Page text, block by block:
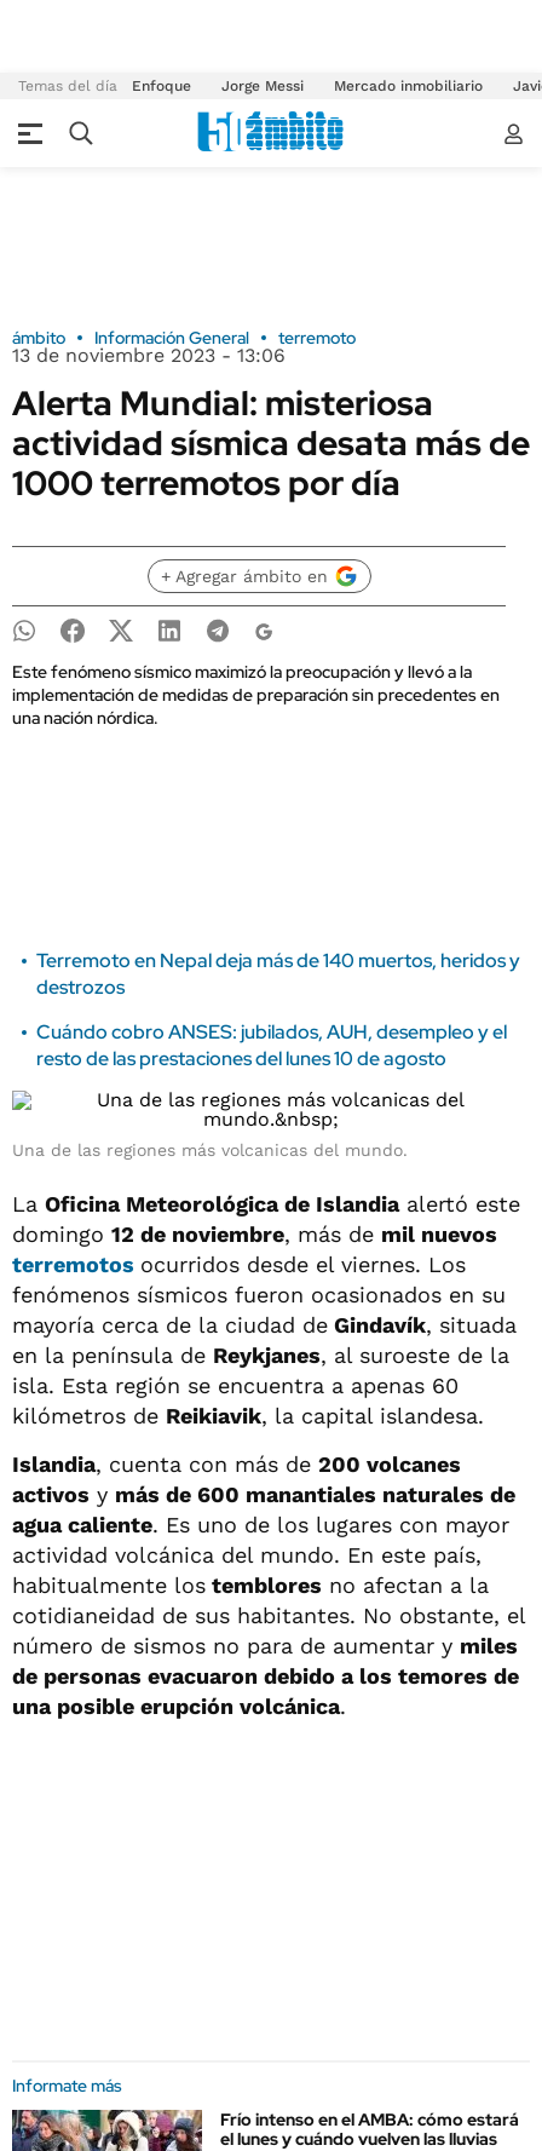
Temas del día Enfoque Jorge Messi Mercado inmobiliario
ámbito Información General terremoto
13 de noviembre 2023 - 13:06
Alerta Mundial: misteriosa
actividad sísmica desata más de
1000 terremotos por día
+ Agregar ámbito en
Este fenómeno sísmico maximizó la preocupación y llevó a la
implementación de medidas de preparación sin precedentes en
una nación nórdica.
Terremoto en Nepal deja más de 140 muertos, heridos y
destrozos
Cuándo cobro ANSES: jubilados, AUH, desempleo y el
resto de las prestaciones del lunes 10 de agosto
Una de las regiones más volcanicas del mundo.
La Oficina Meteorológica de Islandiaalertó este
domingo 12 de noviembre, más de mil nuevos
terremotos ocurridos desde el viernes. Los
fenómenos sísmicos fueron ocasionados en su
mayoría cerca de la ciudad de Gindavík, situada
en la península de Reykjanes, al suroeste de la
isla. Esta región se encuentra a apenas 60
kilómetros de Reikiavik, la capital islandesa.
Islandia, cuenta con más de 200 volcanes
activos y más de 600 manantiales naturales de
agua caliente. Es uno de los lugares con mayor
actividad volcánica del mundo. En este país,
habitualmente los temblores no afectan a la
cotidianeidad de sus habitantes. No obstante, el
número de sismos no para de aumentar y miles
de personas evacuaron debido a los temores de
una posible erupción volcánica.
Informate más
Frío intenso en el AMBA: cómo estará
el lunes y cuándo vuelven las lluvias